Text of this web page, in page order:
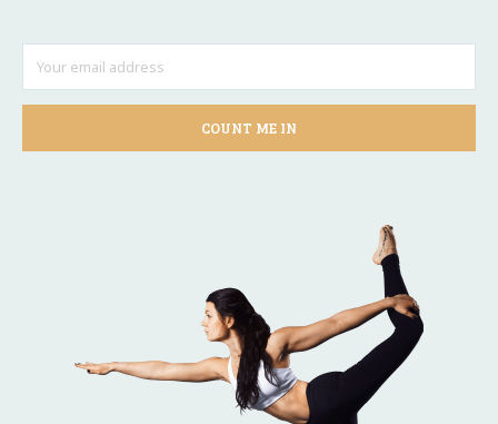
COUNT ME IN